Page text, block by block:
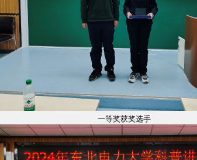
一等奖获奖选手